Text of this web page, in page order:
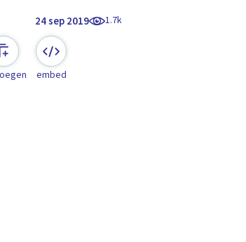
24 sep 2019 1.7k
embed